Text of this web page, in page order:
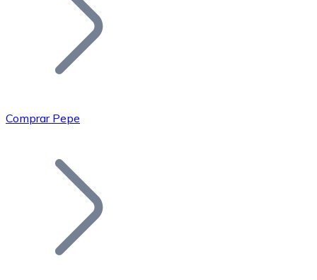
Bitcoin
Comprar Pepe